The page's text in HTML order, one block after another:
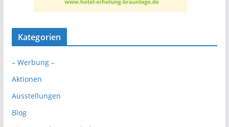
Kategorien
– Werbung –
Aktionen
Ausstellungen
Blog